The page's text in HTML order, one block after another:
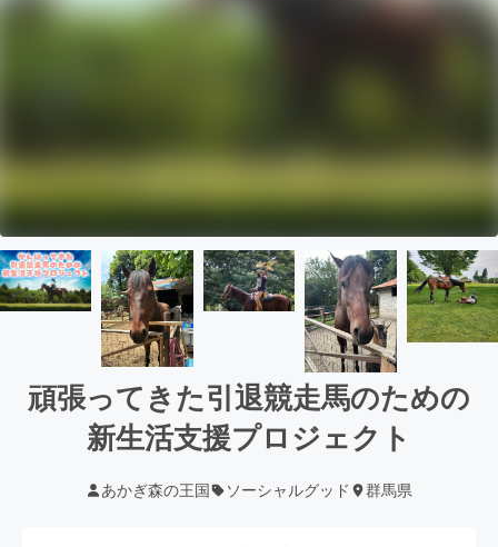
頑張ってきた引退競走馬のための
新生活支援プロジェクト
あかぎ森の王国 ソーシャルグッド 群馬県